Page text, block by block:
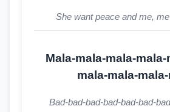
She want peace and me,
Mala-mala-mala-
mala-mala-
Bad-bad-bad-bad-bad-bad-